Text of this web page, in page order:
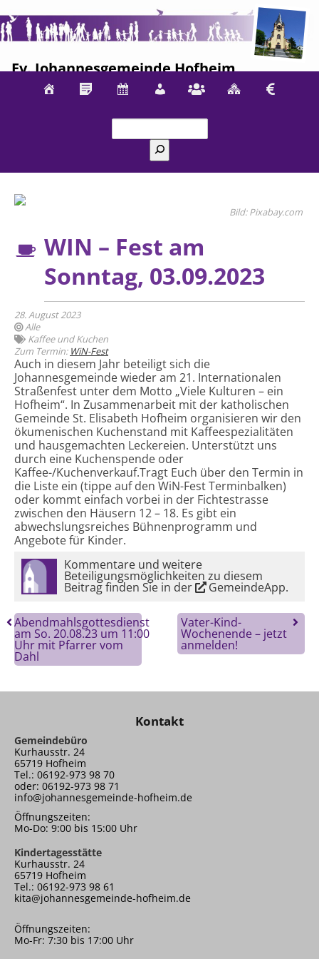
Ev. Johannesgemeinde Hofheim
Pixabay.com
WIN – Fest am
Sonntag, 03.09.2023
28. August 2023
Alle
Kaffee und Kuchen
Zum Termin: WiN-Fest
Auch in diesem Jahr beteiligt sich die
Johannesgemeinde wieder am 21. Internationalen
Straßenfest unter dem Motto „Viele Kulturen – ein
Hofheim“. In Zusammenarbeit mit der katholischen
Gemeinde St. Elisabeth Hofheim organisieren wir den
ökumenischen Kuchenstand mit Kaffeespezialitäten
und hausgemachten Leckereien. Unterstützt uns
durch eine Kuchenspende oder
Kaffee-/Kuchenverkauf.Tragt Euch über den Termin in
die Liste ein (tippe auf den WiN-Fest Terminbalken)
oder kommt einfach vorbei in der Fichtestrasse
zwischen den Häusern 12 – 18. Es gibt ein
abwechslungsreiches Bühnenprogramm und
Angebote für Kinder.
Kommentare und weitere
Beteiligungsmöglichkeiten zu diesem
Beitrag finden Sie in der GemeindeApp.
Abendmahlsgottesdienst
am So. 20.08.23 um 11:00
Uhr mit Pfarrer vom
Dahl
Vater-Kind-
Wochenende – jetzt
anmelden!
Kontakt
Gemeindebüro
Kurhausstr. 24
65719 Hofheim
Tel.: 06192-973 98 70
oder: 06192-973 98 71
info@johannesgemeinde-hofheim.de
Öffnungszeiten:
Mo-Do: 9:00 bis 15:00 Uhr
Kindertagesstätte
Kurhausstr. 24
65719 Hofheim
Tel.: 06192-973 98 61
kita@johannesgemeinde-hofheim.de
Öffnungszeiten:
Mo-Fr: 7:30 bis 17:00 Uhr